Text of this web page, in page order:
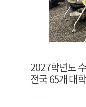
2027학년도
전국 65개 대